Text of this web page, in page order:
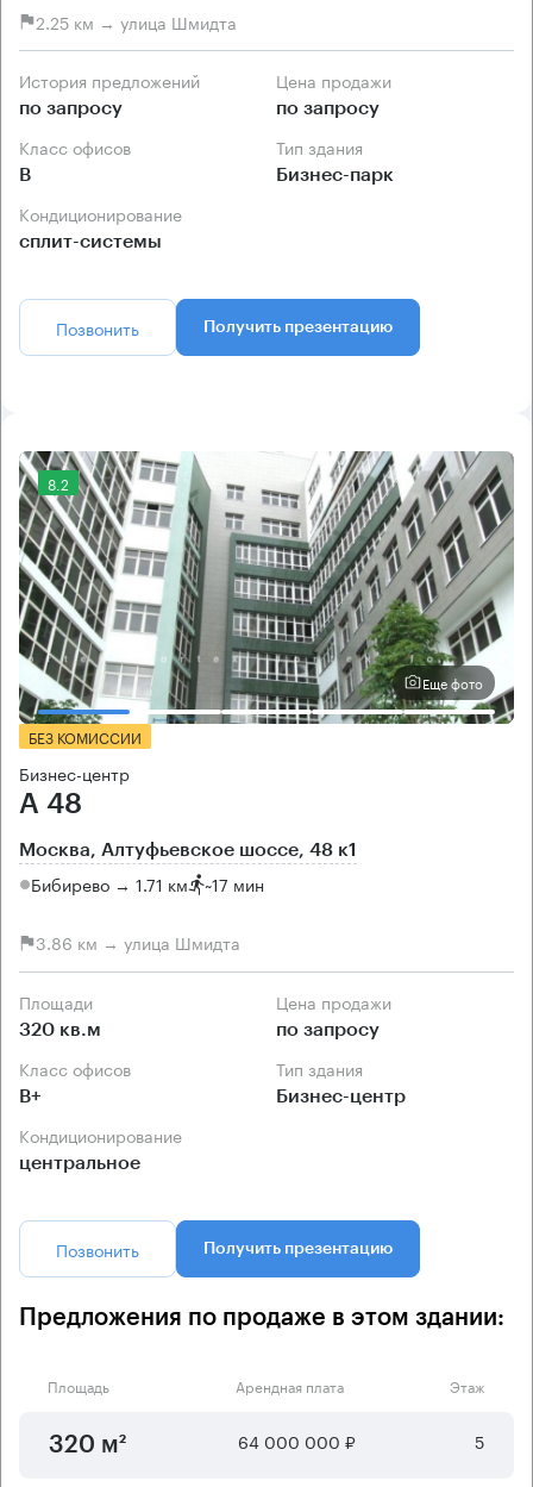
2.25 км → улица Шмидта
История предложений
по запросу
Цена продажи
по запросу
Класс офисов
B
Тип здания
Бизнес-парк
Кондиционирование
сплит-системы
Позвонить Получить презентацию
8.2
Еще фото
БЕЗ КОМИССИИ
Бизнес-центр
А 48
Москва, Алтуфьевское шоссе, 48 к1
Бибирево → 1.71 км ~17 мин
3.86 км → улица Шмидта
Площади
320 кв.м
Цена продажи
по запросу
Класс офисов
B+
Тип здания
Бизнес-центр
Кондиционирование
центральное
Позвонить Получить презентацию
Предложения по продаже в этом здании:
Площадь Арендная плата Этаж
320 м² 64 000 000 ₽ 5